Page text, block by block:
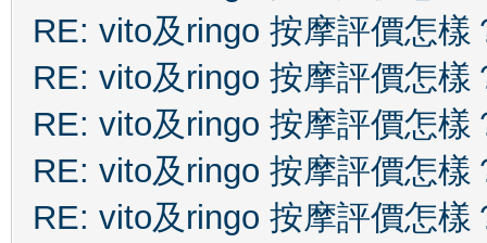
RE: vito及ringo 按摩評價怎樣
RE: vito及ringo 按摩評價怎樣
RE: vito及ringo 按摩評價怎樣
RE: vito及ringo 按摩評價怎樣
RE: vito及ringo 按摩評價怎樣